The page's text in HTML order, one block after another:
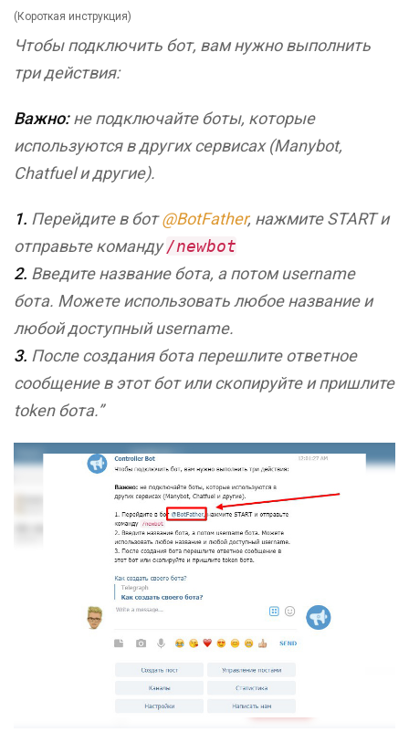
(Короткая инструкция)
Чтобы подключить бот, вам нужно выполнить
три действия:
Важно:не подключайте боты, которые
используются в других сервисах (Manybot,
Chatfuel и другие).
1. Перейдите в бот@BotFather, нажмите START и
отправьте команду/newbot
2. Введите название бота, а потом username
бота. Можете использовать любое название и
любой доступный username.
3. После создания бота перешлите ответное
сообщение в этот бот или скопируйте и пришлите
token бота.”